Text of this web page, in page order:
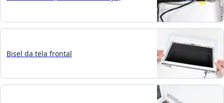
Bisel da tela frontal